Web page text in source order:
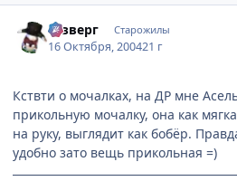
Юзверг Старожилы
16 Октября, 200421 г
Кствти о мочалках, на ДР мне
прикольную мочалку, она как
на руку, выглядит как бобёр.
удобно зато вещь прикольная =)